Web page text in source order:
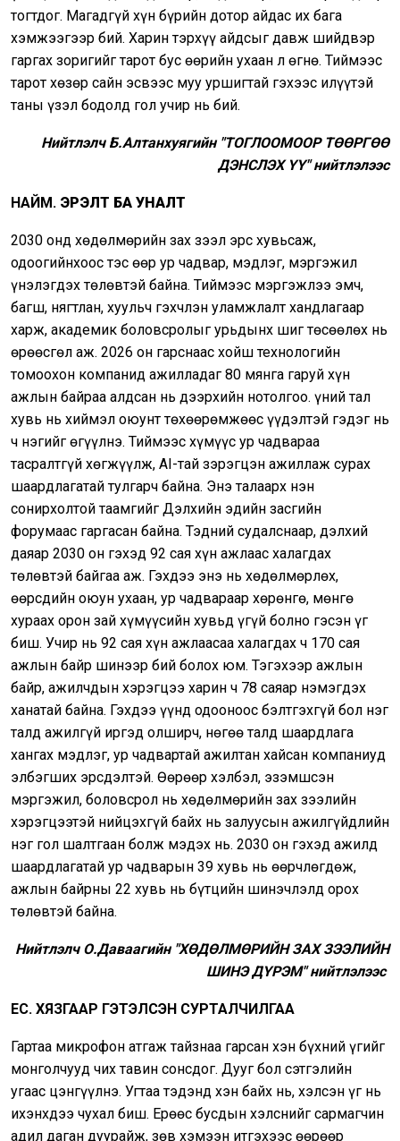
тогтдог. Магадгүй хүн бүрийн дотор айдас их бага
хэмжээгээр бий. Харин тэрхүү айдсыг давж шийдвэр
гаргах зоригийг тарот бус өөрийн ухаан л өгнө. Тиймээс
тарот хөзөр сайн эсвээс муу уршигтай гэхээс илүүтэй
таны үзэл бодолд гол учир нь бий.
Нийтлэлч Б.Алтанхуягийн "ТОГЛООМООР ТӨӨРГӨӨ
ДЭНСЛЭХ ҮҮ" нийтлэлээс
НАЙМ. ЭРЭЛТ БА УНАЛТ
2030 онд хөдөлмөрийн зах зээл эрс хувьсаж,
одоогийнхоос тэс өөр ур чадвар, мэдлэг, мэргэжил
үнэлэгдэх төлөвтэй байна. Тиймээс мэргэжлээ эмч,
багш, нягтлан, хуульч гэхчлэн уламжлалт хандлагаар
харж, академик боловсролыг урьдынх шиг төсөөлөх нь
өрөөсгөл аж. 2026 он гарснаас хойш технологийн
томоохон компанид ажилладаг 80 мянга гаруй хүн
ажлын байраа алдсан нь дээрхийн нотолгоо. Үүний тал
хувь нь хиймэл оюунт төхөөрөмжөөс үүдэлтэй гэдэг нь
ч нэгийг өгүүлнэ. Тиймээс хүмүүс ур чадвараа
тасралтгүй хөгжүүлж, AI-тай зэрэгцэн ажиллаж сурах
шаардлагатай тулгарч байна. Энэ талаарх нэн
сонирхолтой таамгийг Дэлхийн эдийн засгийн
форумаас гаргасан байна. Тэдний судалснаар, дэлхий
даяар 2030 он гэхэд 92 сая хүн ажлаас халагдах
төлөвтэй байгаа аж. Гэхдээ энэ нь хөдөлмөрлөх,
өөрсдийн оюун ухаан, ур чадвараар хөрөнгө, мөнгө
хураах орон зай хүмүүсийн хувьд үгүй болно гэсэн үг
биш. Учир нь 92 сая хүн ажлаасаа халагдах ч 170 сая
ажлын байр шинээр бий болох юм. Тэгэхээр ажлын
байр, ажилчдын хэрэгцээ харин ч 78 саяар нэмэгдэх
ханатай байна. Гэхдээ үүнд одооноос бэлтгэхгүй бол нэг
талд ажилгүй иргэд олширч, нөгөө талд шаардлага
хангах мэдлэг, ур чадвартай ажилтан хайсан компаниуд
элбэгших эрсдэлтэй. Өөрөөр хэлбэл, эзэмшсэн
мэргэжил, боловсрол нь хөдөлмөрийн зах зээлийн
хэрэгцээтэй нийцэхгүй байх нь залуусын ажилгүйдлийн
нэг гол шалтгаан болж мэдэх нь. 2030 он гэхэд ажилд
шаардлагатай ур чадварын 39 хувь нь өөрчлөгдөж,
ажлын байрны 22 хувь нь бүтцийн шинэчлэлд орох
төлөвтэй байна.
Нийтлэлч О.Даваагийн "ХӨДӨЛМӨРИЙН ЗАХ ЗЭЭЛИЙН
ШИНЭ ДҮРЭМ" нийтлэлээс
ЕС. ХЯЗГААР ГЭТЭЛСЭН СУРТАЛЧИЛГАА
Гартаа микрофон атгаж тайзнаа гарсан хэн бүхний үгийг
монголчууд чих тавин сонсдог. Дууг бол сэтгэлийн
угаас цэнгүүлнэ. Угтаа тэдэнд хэн байх нь, хэлсэн үг нь
ихэнхдээ чухал биш. Ерөөс бусдын хэлснийг сармагчин
адил даган дуурайж, зөв хэмээн итгэхээс өөрөөр